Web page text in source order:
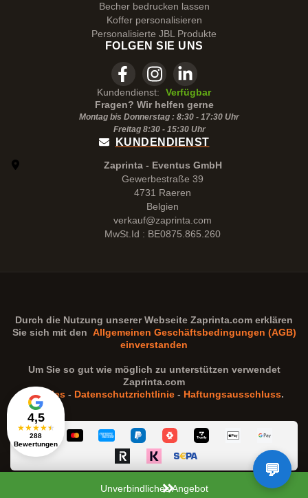
Unverbindliches Angebot
4,5
★★★★★
288
Bewertungen
Becher bedrucken lassen
Koffer personalisieren
Personalisierte JBL Produkte
FOLGEN SIE UNS
Kundendienst:
Verfügbar
Fragen? Wir helfen gerne
Montag bis Donnerstag : 8:30 - 17:30 Uhr
Freitag 8:30 - 15:30Uhr
KUNDENDIENST
Zaprinta - Eventus GmbH
Gewerbestraße 39
4731 Raeren
Belgien
verkauf@zaprinta.com
MwSt.Id : BE0875.865.260
Durch die Nutzung unserer Webseite Zaprinta.com erklären
Sie sich mit den Allgemeinen Geschäftsbedingungen (AGB)
einverstanden
Um Sie so gut wie möglich zu unterstützen verwendet
Zaprinta.com
Cookies - Datenschutzrichtlinie - Haftungsausschluss.